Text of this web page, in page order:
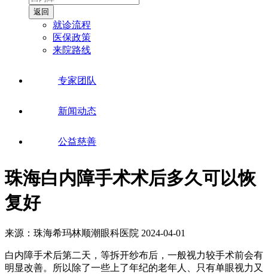
就诊流程
医保政策
来院路线
专家团队
新闻动态
公益慈善
珠海白内障手术术后多久可以恢
复好
来源：珠海希玛林顺潮眼科医院 2024-04-01
白内障手术后第二天，等拆开纱布后，一般视力较手术前会有
明显改善。所以除了一些上了年纪的老年人、只有单眼视力又